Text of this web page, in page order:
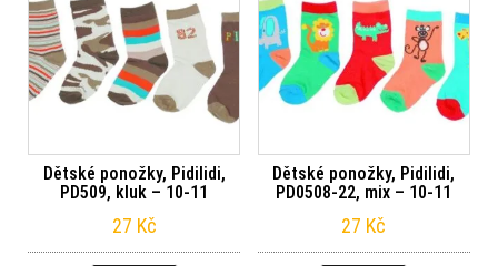
Dětské ponožky, Pidilidi,
PD509, kluk – 10-11
27 Kč
Dětské ponožky, Pidilidi,
PD0508-22, mix – 10-11
27 Kč